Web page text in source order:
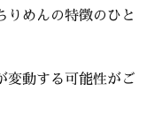
りめんの特徴のひと
動する可能性がご